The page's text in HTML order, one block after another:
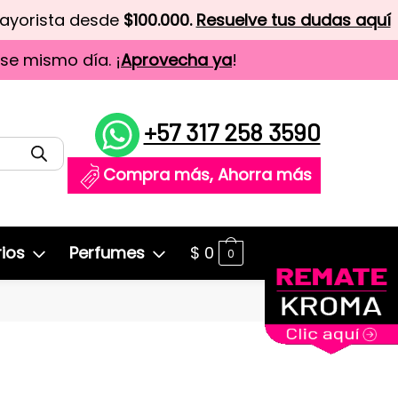
desde $100.000. Resuelve tus dudas aquí
mismo día. ¡Aprovecha ya!
+57 317 258 3590
Compra más, Ahorra más
Perfumes $ 0 0